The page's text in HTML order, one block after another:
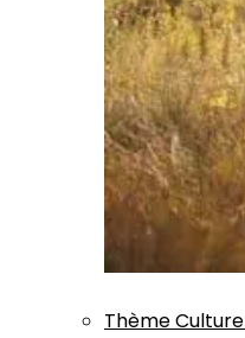
ThèmeCulture